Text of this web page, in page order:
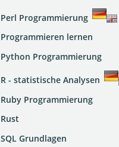
Perl Programmierung
Programmieren lernen
Python Programmierung
R - statistische Analysen
Ruby Programmierung
Rust
SQL Grundlagen